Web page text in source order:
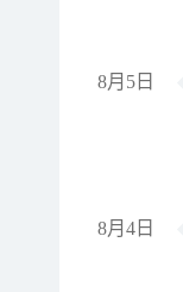
8月5日
8月4日